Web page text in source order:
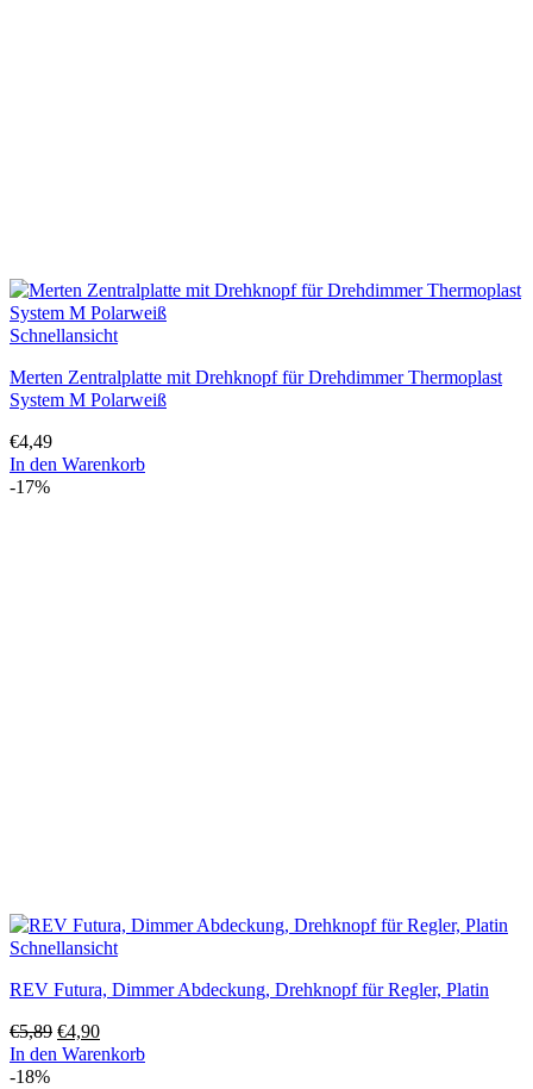
Schnellansicht
Merten Zentralplatte mit Drehknopf für Drehdimmer Thermoplast
System M Polarweiß
€4,49
In den Warenkorb
-17%
Schnellansicht
REV Futura, Dimmer Abdeckung, Drehknopf für Regler, Platin
€5,89 Ursprünglicher
Preis
€4,90Aktueller
Preis
In den Warenkorb
-18%